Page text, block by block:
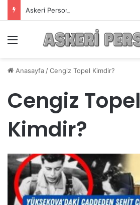
Askeri Personelin Güncel Haber ve
Anasayfa /Cengiz Topel Kimdir?
Cengiz Topel
Kimdir?